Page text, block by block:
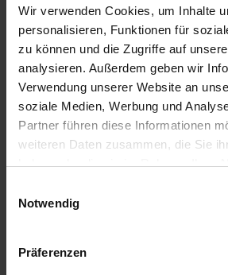
Wir verwenden Cookies, um Inhalte
personalisieren, Funktionen für
zu können und die Zugriffe auf
analysieren. Außerdem geben wir
Verwendung unserer Website an
soziale Medien, Werbung und
Partner führen diese Informationen
weiteren Daten zusammen, die Sie
haben oder die sie im Rahmen Ihrer
Notwendig
Präferenzen
Gute Bestandsetablierung durch
Bearbeitungsintensität lässt sich
anpassen
Schon aufgelaufenes
Je nach